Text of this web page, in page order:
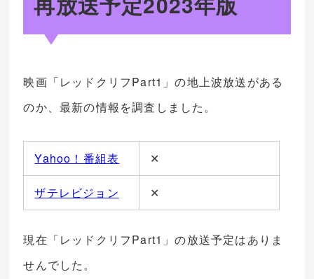
映画「レッドクリフPart1」の地上波放送がある
のか、最新の情報を調査しました。
Yahoo！番組表 ✕
ザテレビジョン ✕
現在「レッドクリフPart1」の放送予定はありま
せんでした。